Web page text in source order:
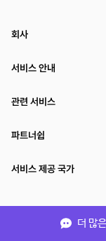
더 많
회사
서비스 안내
관련 서비스
파트너쉽
서비스 제공 국가
(주)NSPACE 사업자정